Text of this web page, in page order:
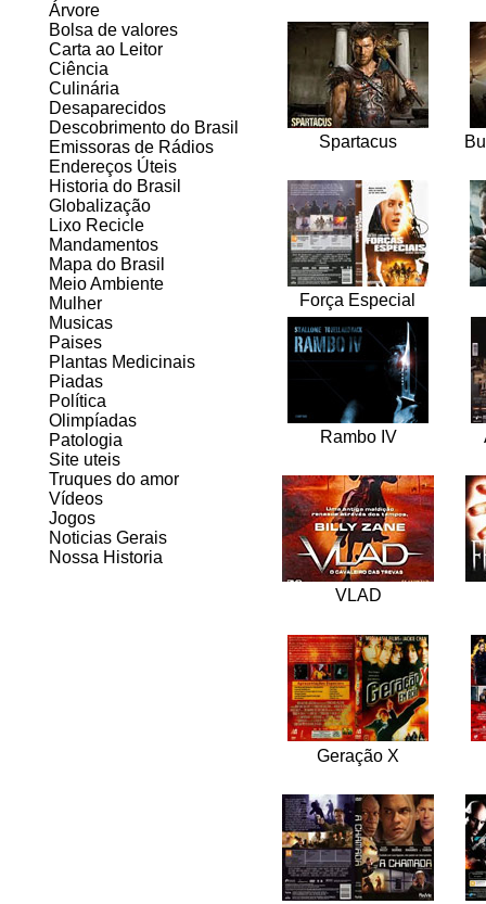
Árvore
Bolsa de valores
Carta ao Leitor
Ciência
Culinária
Desaparecidos
Descobrimento do Brasil
Emissoras de Rádios
Endereços Úteis
Historia do Brasil
Globalização
Lixo Recicle
Mandamentos
Mapa do Brasil
Meio Ambiente
Mulher
Musicas
Paises
Plantas Medicinais
Piadas
Política
Olimpíadas
Patologia
Site uteis
Truques do amor
Vídeos
Jogos
Noticias Gerais
Nossa Historia
Spartacus
Força Especial
Rambo IV
VLAD
Geração X